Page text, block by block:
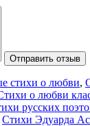
Отправить отзыв
стихи о любви,
о любви
русских
Стихи Эдуарда